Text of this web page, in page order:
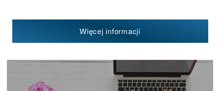
Więcej informacji